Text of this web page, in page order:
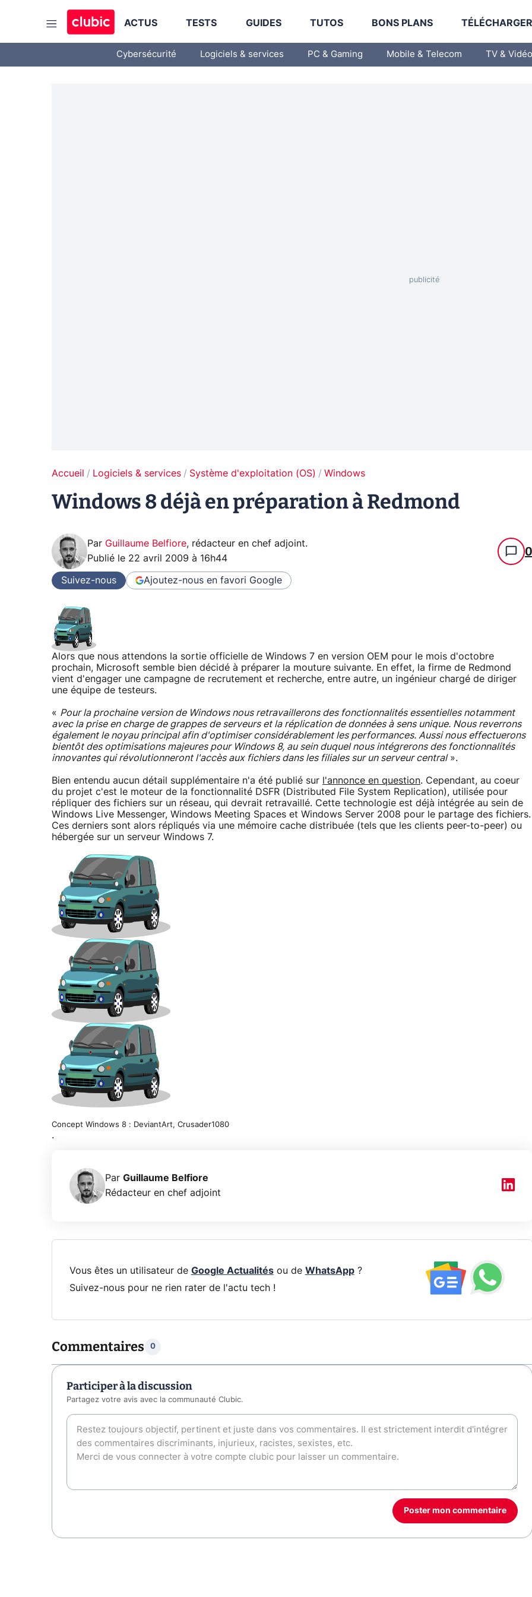
ACTUS TESTS GUIDES TUTOS BONS PLANS
Cybersécurité Logiciels & services PC & Gaming Mobile & Telecom TV & Vidéo
Accueil Logiciels & services Système d'exploitation (OS) Windows
Windows 8 déjà en préparation à Redmond
Par Guillaume Belfiore, rédacteur en chef adjoint.
Publié le 22 avril 2009 à 16h44 0
Suivez-nous Ajoutez-nous en favori Google
Alors que nous attendons la sortie officielle de Windows 7 en version OEM pour le mois d'octobre
prochain, Microsoft semble bien décidé à préparer la mouture suivante. En effet, la firme de Redmond
vient d'engager une campagne de recrutement et recherche, entre autre, un ingénieur chargé de diriger
une équipe de testeurs.
« Pour la prochaine version de Windows nous retravaillerons des fonctionnalités essentielles notamment
avec la prise en charge de grappes de serveurs et la réplication de données à sens unique. Nous reverrons
également le noyau principal afin d'optimiser considérablement les performances. Aussi nous effectuerons
bientôt des optimisations majeures pour Windows 8, au sein duquel nous intégrerons des fonctionnalités
innovantes qui révolutionneront l'accès aux fichiers dans les filiales sur un serveur central».
Bien entendu aucun détail supplémentaire n'a été publié sur l'annonce en question. Cependant, au coeur
du projet c'est le moteur de la fonctionnalité DSFR (Distributed File System Replication), utilisée pour
répliquer des fichiers sur un réseau, qui devrait retravaillé. Cette technologie est déjà intégrée au sein de
Windows Live Messenger, Windows Meeting Spaces et Windows Server 2008 pour le partage des fichiers.
Ces derniers sont alors répliqués via une mémoire cache distribuée (tels que les clients peer-to-peer) ou
hébergée sur un serveur Windows 7.
Concept Windows 8 : DeviantArt, Crusader1080
.
Par Guillaume Belfiore
Rédacteur en chef adjoint
Vous êtes un utilisateur de Google Actualitésou de WhatsApp?
Suivez-nous pour ne rien rater de l'actu tech !
Commentaires 0
Participer à la discussion
Partagez votre avis avec la communauté Clubic.
Poster mon commentaire